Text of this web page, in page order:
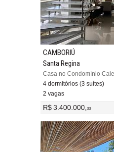
CAMBORIÚ
Santa Regina
4 dormitórios (3 suítes)
2 vagas
R$ 3.400.000,00